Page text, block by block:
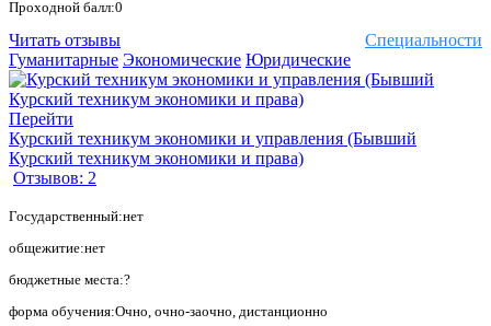
Проходной балл:0
Специальности
Читать отзывы
Гуманитарные Экономические Юридические
Перейти
Курский техникум экономики и управления (Бывший
Курский техникум экономики и права)
Отзывов: 2
Государственный:нет
общежитие:нет
бюджетные места:?
форма обучения:Очно, очно-заочно, дистанционно